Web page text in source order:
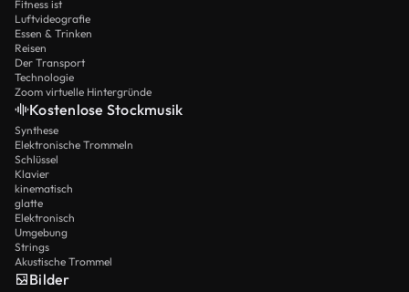
Fitness ist
Luftvideografie
Essen & Trinken
Reisen
Der Transport
Technologie
Zoom virtuelle Hintergründe
Kostenlose Stockmusik
Synthese
Elektronische Trommeln
Schlüssel
Klavier
kinematisch
glatte
Elektronisch
Umgebung
Strings
Akustische Trommel
Bilder